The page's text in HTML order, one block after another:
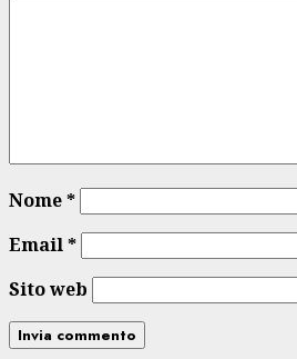
Nome*
Email*
Sito web